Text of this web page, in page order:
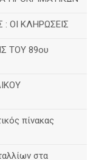
ΟΙ ΚΛΗΡΩΣΕΙΣ
ΤΟΥ 89ου
πίνακας
στα